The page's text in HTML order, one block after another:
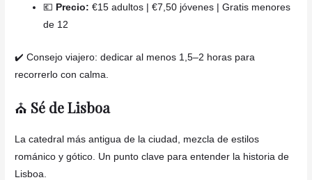
💶 Precio: €15 adultos | €7,50 jóvenes | Gratis menores
de 12
✔️ Consejo viajero: dedicar al menos 1,5–2 horas para
recorrerlo con calma.
⛪ Sé de Lisboa
La catedral más antigua de la ciudad, mezcla de estilos
románico y gótico. Un punto clave para entender la historia de
Lisboa.